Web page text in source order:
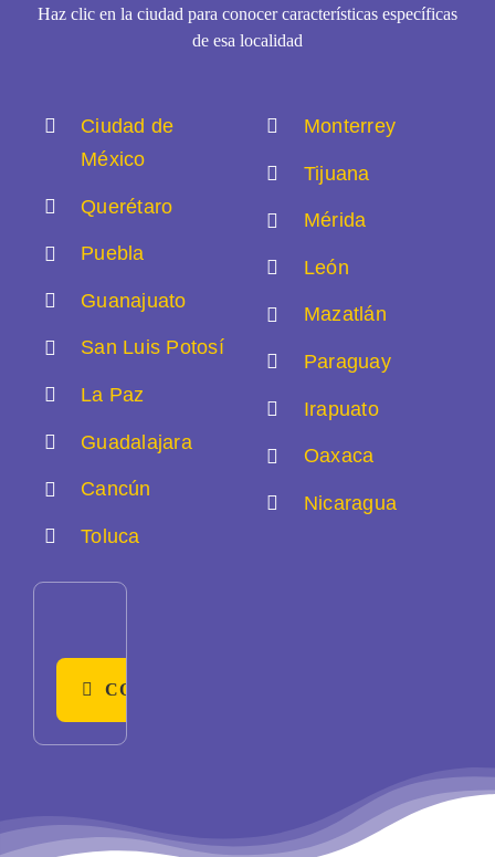
Haz clic en la ciudad para conocer características específicas
de esa localidad
Ciudad de
México
Querétaro
Puebla
Guanajuato
San Luis Potosí
La Paz
Guadalajara
Cancún
Toluca
Monterrey
Tijuana
Mérida
León
Mazatlán
Paraguay
Irapuato
Oaxaca
Nicaragua
CONTÁCTANOS